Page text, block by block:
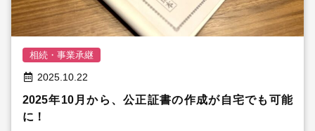
相続・事業承継
2025.10.22
2025年10月から、公正証書の作成が自宅でも可能
に！